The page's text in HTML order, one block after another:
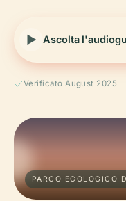
Ascolta
Verificato August 2025
PARCO ECOLOGICO